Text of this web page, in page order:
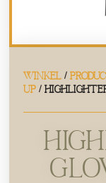
WINKEL /
UP /